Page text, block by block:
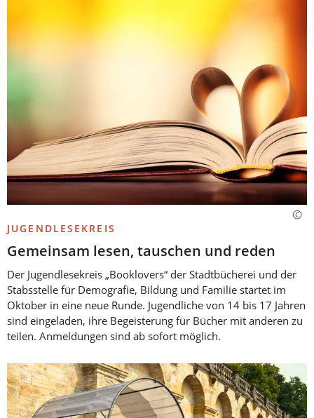
JUGENDLESEKREIS
Gemeinsam lesen, tauschen und reden
Der Jugendlesekreis „Booklovers“ der Stadtbücherei und der
Stabsstelle für Demografie, Bildung und Familie startet im
Oktober in eine neue Runde. Jugendliche von 14 bis 17 Jahren
sind eingeladen, ihre Begeisterung für Bücher mit anderen zu
teilen. Anmeldungen sind ab sofort möglich.